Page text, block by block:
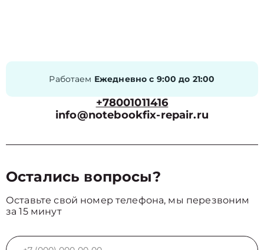
Работаем Ежедневно с 9:00 до 21:00
+78001011416
info@notebookfix-repair.ru
Остались вопросы?
Оставьте свой номер телефона, мы перезвоним
за 15 минут